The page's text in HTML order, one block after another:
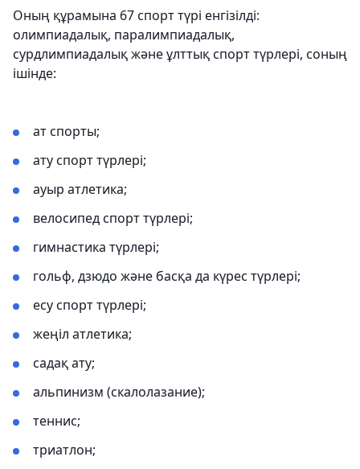
Оның құрамына 67 спорт түрі енгізілді:
олимпиадалық, паралимпиадалық,
сурдлимпиадалық және ұлттық спорт түрлері, соның
ішінде:
ат спорты;
ату спорт түрлері;
ауыр атлетика;
велосипед спорт түрлері;
гимнастика түрлері;
гольф, дзюдо және басқа да күрес түрлері;
есу спорт түрлері;
жеңіл атлетика;
садақ ату;
альпинизм (скалолазание);
теннис;
триатлон;